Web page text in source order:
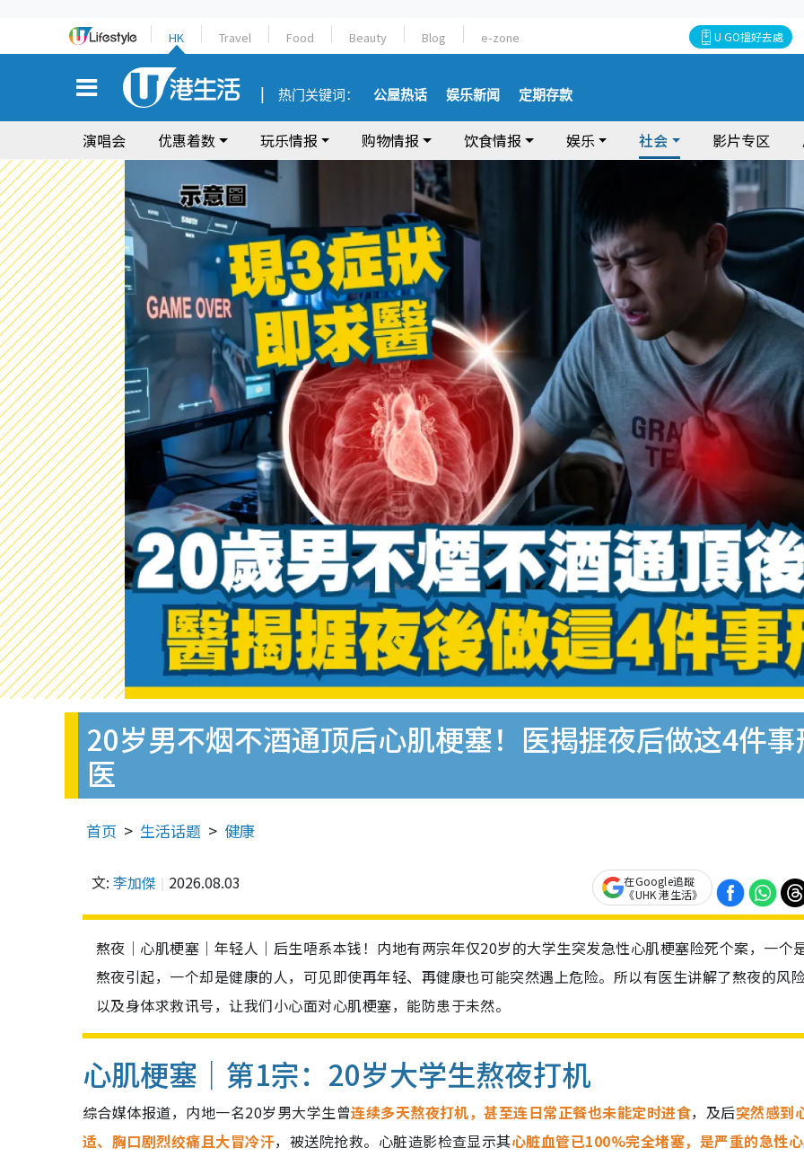
HK Travel Food Beauty Blog e-zone U GO搵好去處
热门关键词： 公屋热话 娱乐新闻 定期存款
演唱会 优惠着数 玩乐情报 购物情报 饮食情报 娱乐 社会 影片专区
20岁男不烟不酒通顶后心肌梗塞！医揭捱夜后做这4件
医
首页 生活话题 健康
文: 李加傑 2026.08.03
在Google追蹤
《UHK 港生活》
熬夜｜心肌梗塞｜年轻人｜后生唔系本钱！内地有两宗年仅20岁的大学生突发急性心肌梗塞险死个案，一个
熬夜引起，一个却是健康的人，可见即使再年轻、再健康也可能突然遇上危险。所以有医生讲解了熬夜的风
以及身体求救讯号，让我们小心面对心肌梗塞，能防患于未然。
心肌梗塞｜第1宗：20岁大学生熬夜打机
综合媒体报道，内地一名20岁男大学生曾连续多天熬夜打机，甚至连日常正餐也未能定时进食，及后突然感到
适、胸口剧烈绞痛且大冒冷汗，被送院抢救。心脏造影检查显示其心脏血管已100%完全堵塞，是严重的急性